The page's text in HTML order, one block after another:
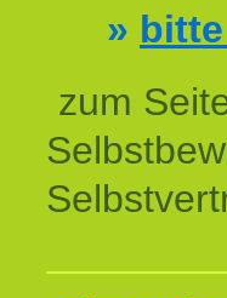
»
zum